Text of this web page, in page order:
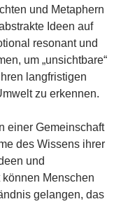
und Metaphern
Ideen auf
resonant und
um „unsichtbare“
langfristigen
zu erkennen.
einer Gemeinschaft
des Wissens ihrer
und
Menschen
gelangen, das